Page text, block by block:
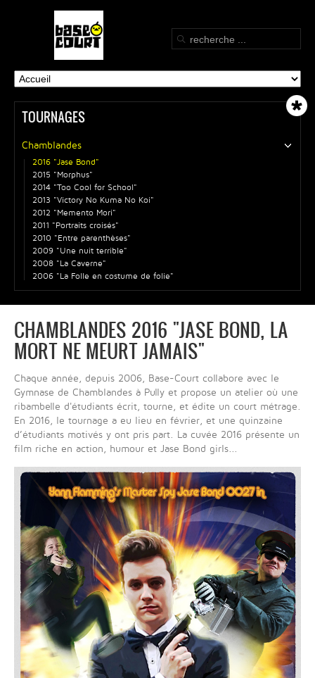
TOURNAGES
Chamblandes
2016 "Jase Bond"
2015 "Morphus"
2014 "Too Cool for School"
2013 "Victory No Kuma No Koi"
2012 "Memento Mori"
2011 "Portraits croisés"
2010 "Entre parenthèses"
2009 "Une nuit terrible"
2008 "La Caverne"
2006 "La Folle en costume de folie"
CHAMBLANDES 2016 "JASE BOND, LA
MORT NE MEURT JAMAIS"
Chaque année, depuis 2006, Base-Court collabore avec le
Gymnase de Chamblandes à Pully et propose un atelier où une
ribambelle d'étudiants écrit, tourne, et édite un court métrage.
En 2016, le tournage a eu lieu en février, et une quinzaine
d’étudiants motivés y ont pris part. La cuvée 2016 présente un
film riche en action, humour et Jase Bond girls...